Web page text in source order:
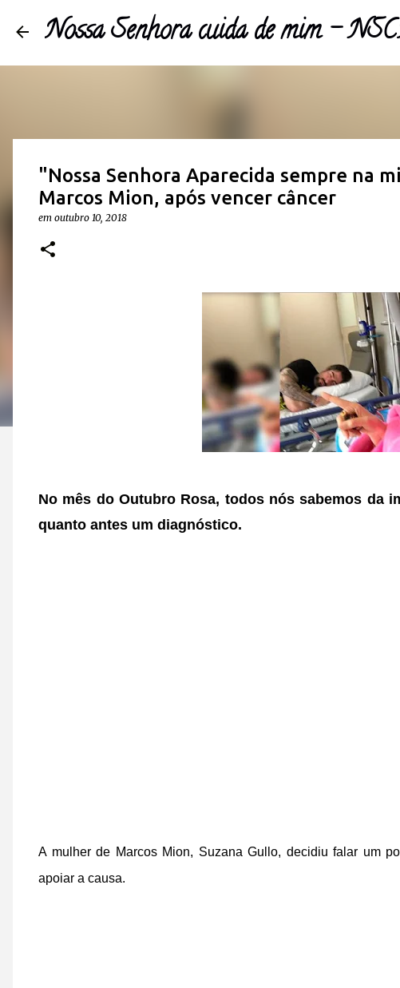
Nossa Senhora cuida de mim -
"Nossa Senhora Aparecida sempre na
Marcos Mion, após vencer câncer
em outubro 10, 2018
No mês do Outubro Rosa, todos nós sabemos da
quanto antes um diagnóstico.
A mulher de Marcos Mion, Suzana Gullo, decidiu falar um
apoiar a causa.